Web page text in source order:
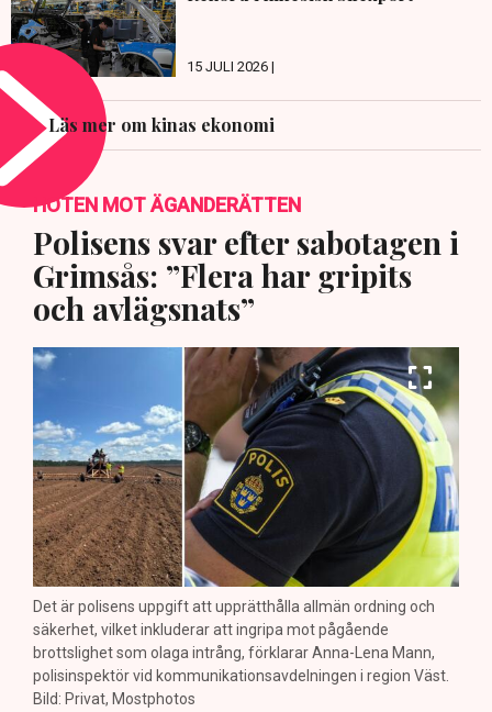
15 JULI 2026 |
Läs mer om kinas ekonomi
HOTEN MOT ÄGANDERÄTTEN
Polisens svar efter sabotagen i
Grimsås: ”Flera har gripits
och avlägsnats”
Det är polisens uppgift att upprätthålla allmän ordning och
säkerhet, vilket inkluderar att ingripa mot pågående
brottslighet som olaga intrång, förklarar Anna-Lena Mann,
polisinspektör vid kommunikationsavdelningen i region Väst.
Bild: Privat, Mostphotos